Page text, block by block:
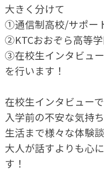
大きく分けて
①通信制高校/サポー
②KTCおおぞら高等
③在校生インタビュー
を行います！
在校生インタビュー
入学前の不安な気持
生活まで様々な体験
大人が話すよりも心
す！